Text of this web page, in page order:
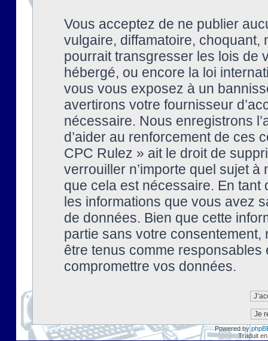
Vous acceptez de ne publier
vulgaire, diffamatoire, choquant,
pourrait transgresser les lois de
hébergé, ou encore la loi
vous vous exposez à un
avertirons votre fournisseur
nécessaire. Nous enregistrons
d’aider au renforcement de ces
CPC Rulez » ait le droit de
verrouiller n’importe quel sujet à
que cela est nécessaire. En tant
les informations que vous avez
de données. Bien que cette
partie sans votre
être tenus comme
compromettre vos données.
Powered by
Traduit